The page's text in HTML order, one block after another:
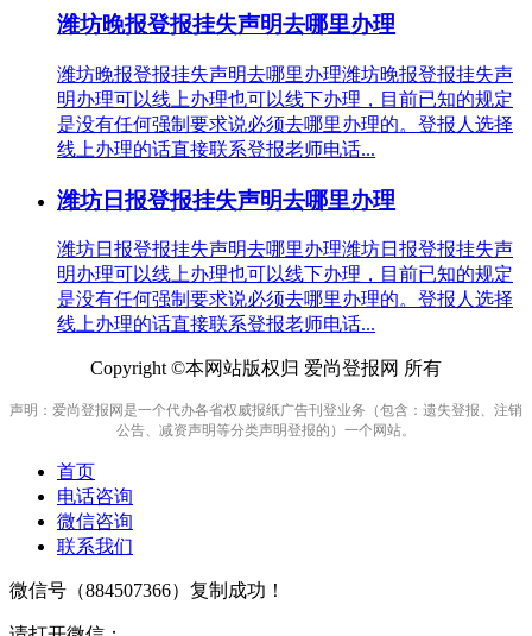
潍坊晚报登报挂失声明去哪里办理
潍坊晚报登报挂失声明去哪里办理潍坊晚报登报挂失声
明办理可以线上办理也可以线下办理，目前已知的规定
是没有任何强制要求说必须去哪里办理的。登报人选择
线上办理的话直接联系登报老师电话...
潍坊日报登报挂失声明去哪里办理
潍坊日报登报挂失声明去哪里办理潍坊日报登报挂失声
明办理可以线上办理也可以线下办理，目前已知的规定
是没有任何强制要求说必须去哪里办理的。登报人选择
线上办理的话直接联系登报老师电话...
Copyright ©本网站版权归 爱尚登报网 所有
声明：爱尚登报网是一个代办各省权威报纸广告刊登业务（包含：遗失登报、注销
公告、减资声明等分类声明登报的）一个网站。
首页
电话咨询
微信咨询
联系我们
微信号（884507366）复制成功！